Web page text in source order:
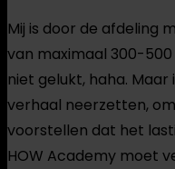
Mij is door de afdeling
van maximaal 300-
niet gelukt, haha. Maar
verhaal neerzetten,
voorstellen dat het
HOW Academy moet